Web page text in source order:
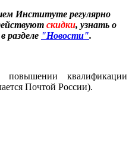
Институте регулярно
скидки, узнать о
разделе "Новости".
повышении квалификации
Почтой России).